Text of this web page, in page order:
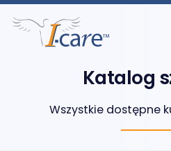
Przejdź
do
Katalog
Wszystkie dostępne